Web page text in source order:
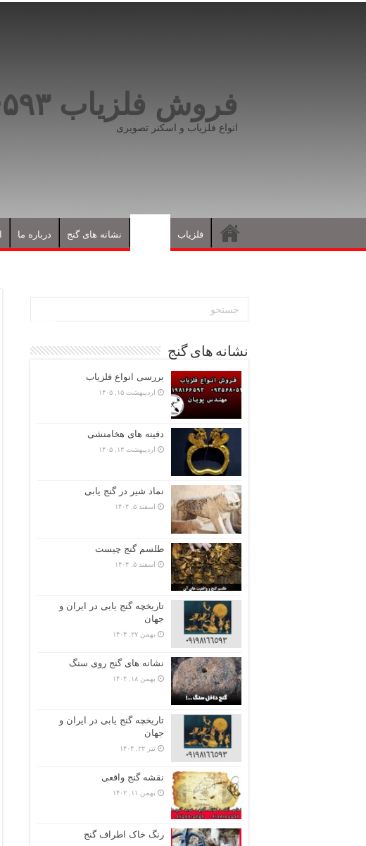
فروش فلزیاب ۰۹۱۹۸۱۶۶۵۹۳
انواع فلزیاب و اسکنر تصویری
فلزیاب نشانه های گنج درباره ما
نشانه های گنج
بررسی انواع فلزیاب
اردیبهشت ۱۵, ۱۴۰۵
دفینه های هخامنشی
اردیبهشت ۱۳, ۱۴۰۵
نماد شیر در گنج یابی
اسفند ۵, ۱۴۰۴
طلسم گنج چیست
اسفند ۵, ۱۴۰۴
تاریخچه گنج‌ یابی در ایران و
جهان
بهمن ۲۷, ۱۴۰۴
نشانه های گنج روی سنگ
بهمن ۱۸, ۱۴۰۴
تاریخچه گنج‌ یابی در ایران و
جهان
تیر ۲۲, ۱۴۰۴
نقشه گنج واقعی
بهمن ۱۱, ۱۴۰۲
رنگ خاک اطراف گنج